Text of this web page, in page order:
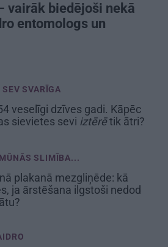
vairāk biedējoši nekā
entomologs un
SVARĪGA
veselīgi dzīves gadi. Kāpēc
sievietes sevi iztērētik ātri?
SLIMĪBA...
plakanā mezgliņēde: kā
ja ārstēšana ilgstoši nedod